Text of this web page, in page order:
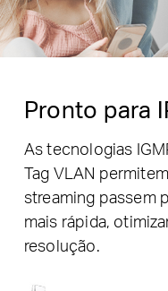
Pronto para
As tecnologias
Tag VLAN
streaming passem
mais rápida,
resolução.